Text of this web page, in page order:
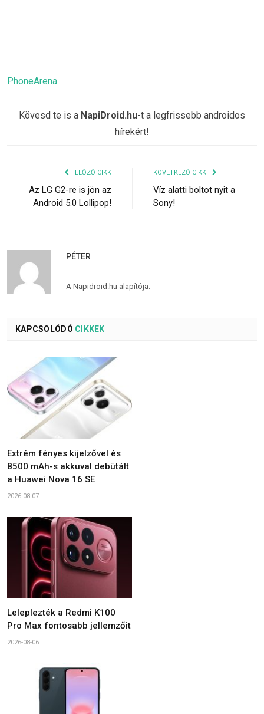
PhoneArena
Kövesd te is a NapiDroid.hu-t a legfrissebb androidos
hírekért!
ELŐZŐ CIKK
Az LG G2-re is jön az
Android 5.0 Lollipop!
KÖVETKEZŐ CIKK
Víz alatti boltot nyit a
Sony!
PÉTER
A Napidroid.hu alapítója.
KAPCSOLÓDÓ CIKKEK
Extrém fényes kijelzővel és
8500 mAh-s akkuval debütált
a Huawei Nova 16 SE
2026-08-07
Leleplezték a Redmi K100
Pro Max fontosabb jellemzőit
2026-08-06